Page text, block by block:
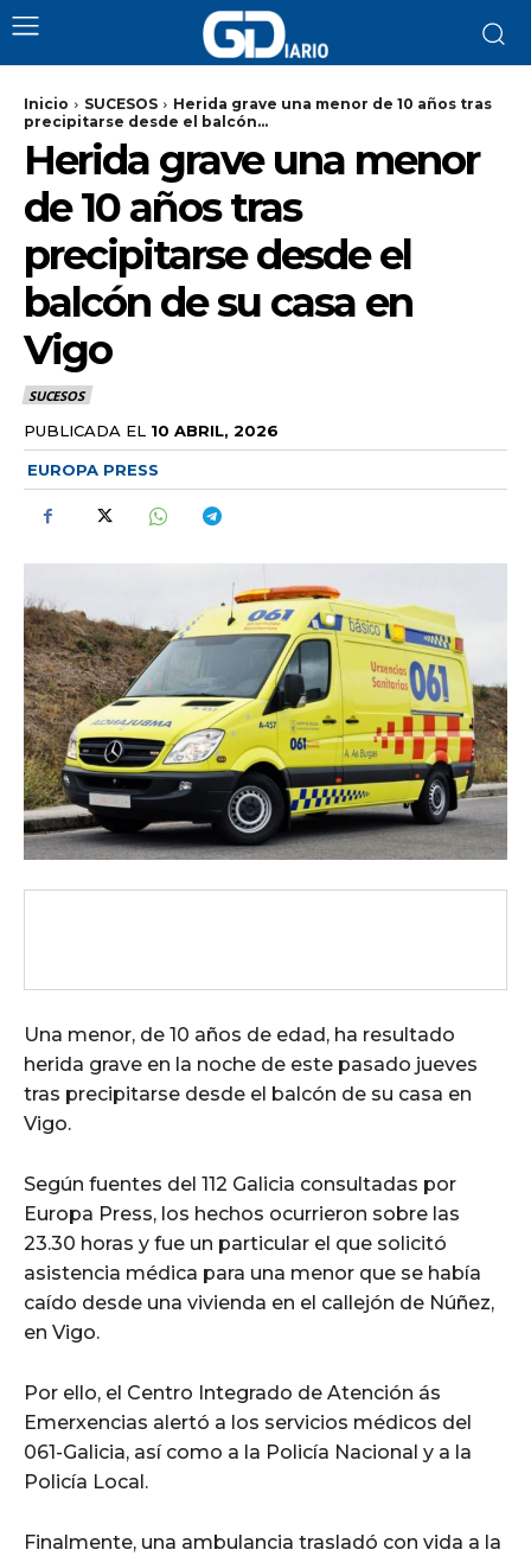
Inicio SUCESOS
Herida grave una menor de 10 años tras
precipitarse desde el balcón...
Herida grave una menor
de 10 años tras
precipitarse desde el
balcón de su casa en
Vigo
SUCESOS
PUBLICADA EL 10 ABRIL, 2026
EUROPA PRESS
Una menor, de 10 años de edad, ha resultado
herida grave en la noche de este pasado jueves
tras precipitarse desde el balcón de su casa en
Vigo.
Según fuentes del 112 Galicia consultadas por
Europa Press, los hechos ocurrieron sobre las
23.30 horas y fue un particular el que solicitó
asistencia médica para una menor que se había
caído desde una vivienda en el callejón de Núñez,
en Vigo.
Por ello, el Centro Integrado de Atención ás
Emerxencias alertó a los servicios médicos del
061-Galicia, así como a la Policía Nacional y a la
Policía Local.
Finalmente, una ambulancia trasladó con vida a la